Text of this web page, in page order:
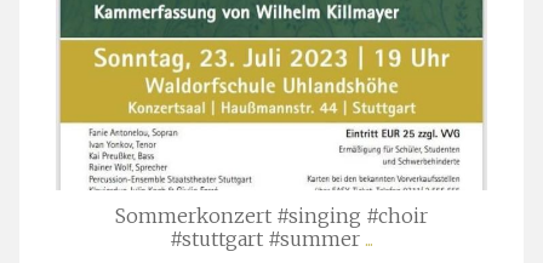
Sommerkonzert #singing #choir
#stuttgart #summer ...